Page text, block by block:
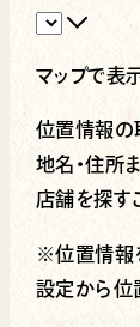
マップで表
位置情報の
地名・住所
店舗を探す
※位置情報
設定から位